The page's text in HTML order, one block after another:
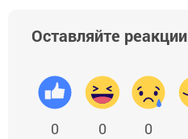
Оставляйте реакции
0 0 0